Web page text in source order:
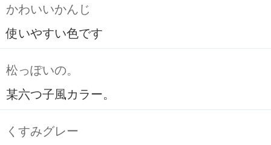
かわいいかんじ
使いやすい色です
松っぽいの。
某六つ子風カラー。
くすみグレー